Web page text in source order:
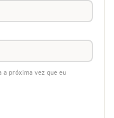
a próxima vez que eu